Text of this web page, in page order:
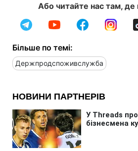
Або читайте нас там, де
Більше по темі:
Держпродспоживслужба